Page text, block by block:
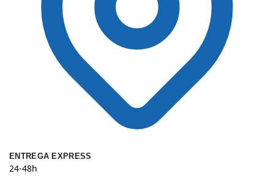
ENTREGA EXPRESS
24-48h